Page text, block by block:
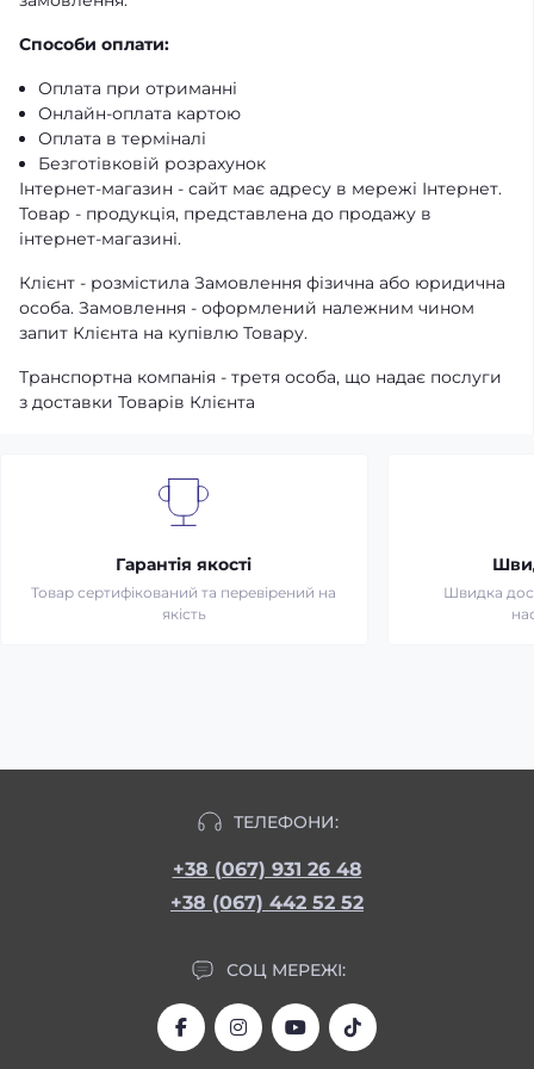
Способи оплати:
Оплата при отриманні
Онлайн-оплата картою
Оплата в терміналі
Безготівковій розрахунок
Інтернет-магазин - сайт має адресу в мережі Інтернет.
Товар - продукція, представлена ​​до продажу в
інтернет-магазині.
Клієнт - розмістила Замовлення фізична або юридична
особа. Замовлення - оформлений належним чином
запит Клієнта на купівлю Товару.
Транспортна компанія - третя особа, що надає послуги
з доставки Товарів Клієнта
Гарантія якості
Товар сертифікований та перевірений на
якість
Швидка
ТЕЛЕФОНИ:
+38 (067) 931 26 48
+38 (067) 442 52 52
СОЦ МЕРЕЖІ: